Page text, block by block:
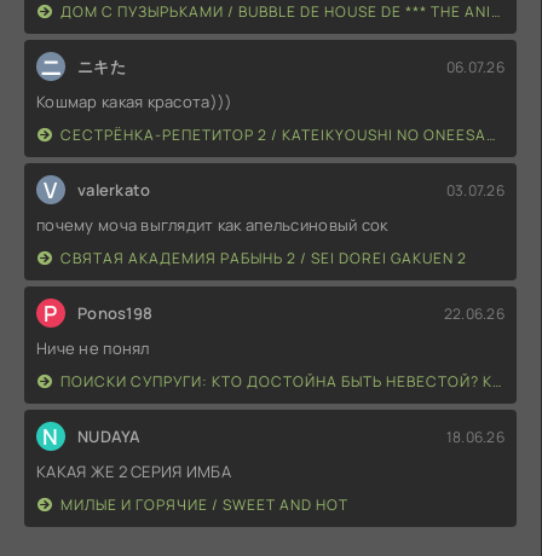
ДОМ С ПУЗЫРЬКАМИ / BUBBLE DE HOUSE DE *** THE ANIMATION
ニ ニキた 06.07.26
Кошмар какая красота)))
СЕСТРЁНКА-РЕПЕТИТОР 2 / KATEIKYOUSHI NO ONEESAN 2 THE ANIMATION: H NO HENSACHI AGECHAIMASU
V valerkato 03.07.26
почему моча выглядит как апельсиновый сок
СВЯТАЯ АКАДЕМИЯ РАБЫНЬ 2 / SEI DOREI GAKUEN 2
P Ponos198 22.06.26
Ниче не понял
ПОИСКИ СУПРУГИ: КТО ДОСТОЙНА БЫТЬ НЕВЕСТОЙ? КОЛЛЕКЦИЯ ЗОЛУШЕК / TONY'S HEROINE SERIES: KANOJO WA HANAYOME KOUHOSEI? CINDERELLA COLLECTION
N NUDAYA 18.06.26
КАКАЯ ЖЕ 2 СЕРИЯ ИМБА
МИЛЫЕ И ГОРЯЧИЕ / SWEET AND HOT